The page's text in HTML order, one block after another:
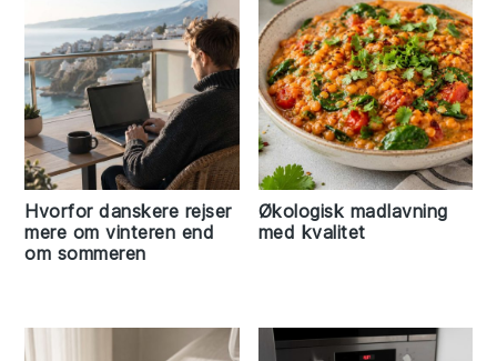
Hvorfor danskere rejser
mere om vinteren end
om sommeren
Økologisk madlavning
med kvalitet